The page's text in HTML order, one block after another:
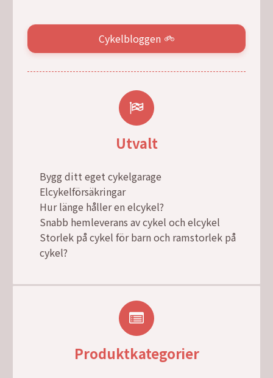
Cykelbloggen
Utvalt
Bygg ditt eget cykelgarage
Elcykelförsäkringar
Hur länge håller en elcykel?
Snabb hemleverans av cykel och elcykel
Storlek på cykel för barn och ramstorlek på
cykel?
Produktkategorier